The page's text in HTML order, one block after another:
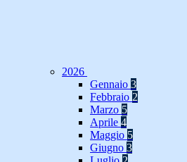
2026
Gennaio 3
Febbraio 2
Marzo 5
Aprile 4
Maggio 5
Giugno 3